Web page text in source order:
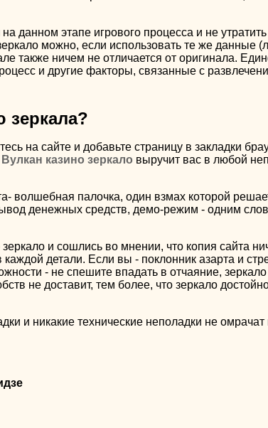
на данном этапе игрового процесса и не
можно, если использовать те же данные
также ничем не отличается от оригинала.
и другие факторы, связанные с
зеркала?
на сайте и добавьте страницу в закладки
Вулкан казино зеркало выручит вас в любой
волшебная палочка, один взмах которой
денежных средств, демо-режим - одним
и сошлись во мнении, что копия сайта
детали. Если вы - поклонник азарта и
- не спешите впадать в отчаяние,
не доставит, тем более, что зеркало
и никакие технические неполадки не